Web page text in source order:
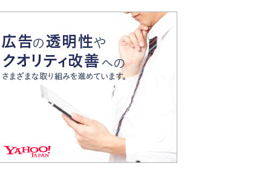
人々が新たな一歩を踏み出す連作短篇集『海のほ
Book Bang
和田秀樹の70代、80代向け新書がベスト3を独
占 上半期1位にも選出［新書ベストセラー］
Book Bang